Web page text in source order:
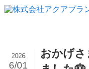
おかげさ
2026
6/01